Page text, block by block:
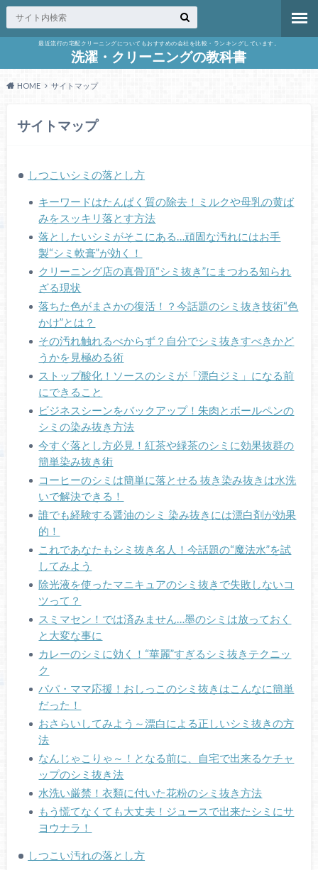
最近流行の宅配クリーニングについてもおすすめの会社を比較・ランキングしています。
洗濯・クリーニングの教科書
HOME サイトマップ
サイトマップ
しつこいシミの落とし方
キーワードはたんぱく質の除去！ミルクや母乳の黄ば
みをスッキリ落とす方法
落としたいシミがそこにある…頑固な汚れにはお手
製“シミ軟膏”が効く！
クリーニング店の真骨頂“シミ抜き”にまつわる知られ
ざる現状
落ちた色がまさかの復活！？今話題のシミ抜き技術“色
かけ”とは？
その汚れ触れるべからず？自分でシミ抜きすべきかど
うかを見極める術
ストップ酸化！ソースのシミが「漂白ジミ」になる前
にできること
ビジネスシーンをバックアップ！朱肉とボールペンの
シミの染み抜き方法
今すぐ落とし方必見！紅茶や緑茶のシミに効果抜群の
簡単染み抜き術
コーヒーのシミは簡単に落とせる 抜き染み抜きは水洗
いで解決できる！
誰でも経験する醤油のシミ 染み抜きには漂白剤が効果
的！
これであなたもシミ抜き名人！今話題の“魔法水”を試
してみよう
除光液を使ったマニキュアのシミ抜きで失敗しないコ
ツって？
スミマセン！では済みません…墨のシミは放っておく
と大変な事に
カレーのシミに効く！“華麗”すぎるシミ抜きテクニッ
ク
パパ・ママ応援！おしっこのシミ抜きはこんなに簡単
だった！
おさらいしてみよう～漂白による正しいシミ抜きの方
法
なんじゃこりゃ～！となる前に、自宅で出来るケチャ
ップのシミ抜き法
水洗い厳禁！衣類に付いた花粉のシミ抜き方法
もう慌てなくても大丈夫！ジュースで出来たシミにサ
ヨウナラ！
しつこい汚れの落とし方